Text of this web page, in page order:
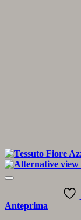
Anteprima